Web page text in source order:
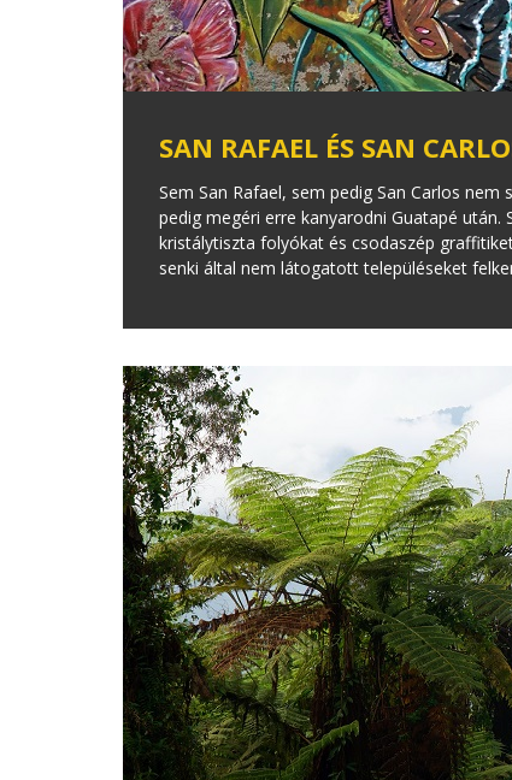
SAN RAFAEL ÉS SAN
Sem San Rafael, sem pedig San Carlos
pedig megéri erre kanyarodni Guatapé
kristálytiszta folyókat és csodaszép
senki által nem látogatott településeket